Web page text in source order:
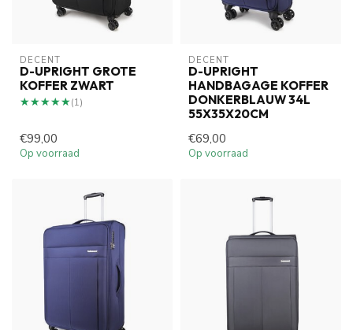
DECENT
D-UPRIGHT GROTE
KOFFER ZWART
★★★★★
★★★★★(1)
€99,00
Op voorraad
DECENT
D-UPRIGHT
HANDBAGAGE KOFFER
DONKERBLAUW 34L
55X35X20CM
€69,00
Op voorraad